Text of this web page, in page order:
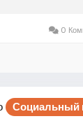
машины,
перейти к
экспертов
0
Социальный